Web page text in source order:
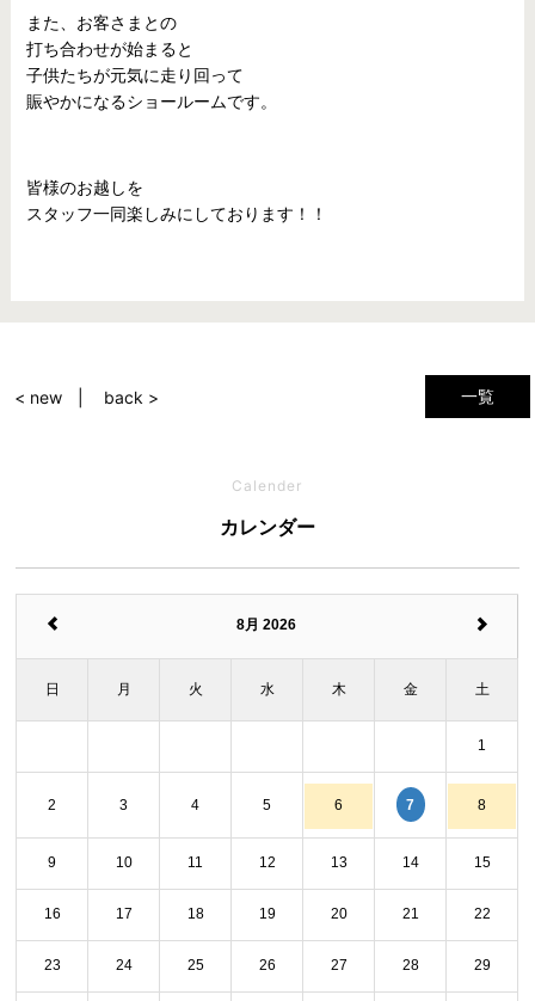
また、お客さまとの
打ち合わせが始まると
子供たちが元気に走り回って
賑やかになるショールームです。
皆様のお越しを
スタッフ一同楽しみにしております！！
一覧
< new back >
Calender
カレンダー
8月 2026
日 月 火 水 木 金 土
1
2 3 4 5 6 7 8
9 10 11 12 13 14 15
16 17 18 19 20 21 22
23 24 25 26 27 28 29